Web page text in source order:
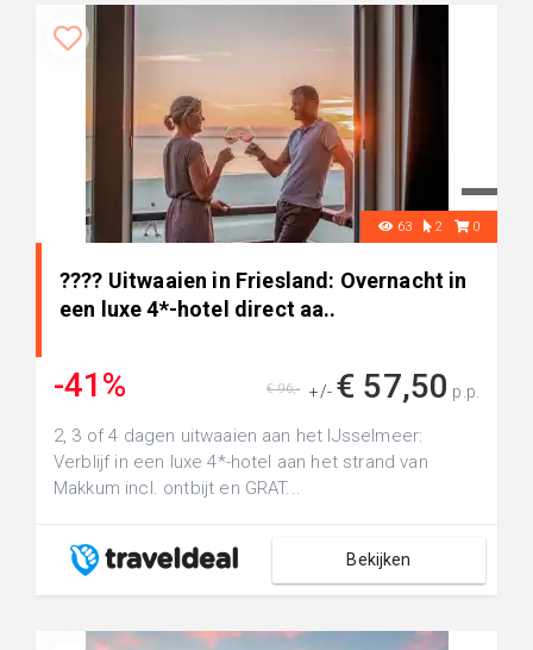
63 2 0
????️ Uitwaaien in Friesland: Overnacht in
een luxe 4*-hotel direct aa..
-41% +/- € 57,50 p.p.
€ 96,-
2, 3 of 4 dagen uitwaaien aan het IJsselmeer:
Verblijf in een luxe 4*-hotel aan het strand van
Makkum incl. ontbijt en GRAT...
Bekijken